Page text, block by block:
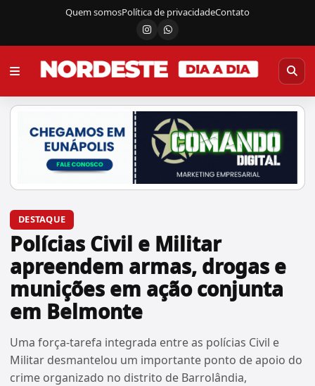
Quem somosPolítica de privacidadeContato
InstagramCanal do WhatsApp
DESTAQUE
Polícias Civil e Militar
apreendem armas, drogas e
munições em ação conjunta
em Belmonte
Uma força-tarefa integrada entre as polícias Civil e
Militar desmantelou um importante ponto de apoio do
crime organizado no distrito de Barrolândia,